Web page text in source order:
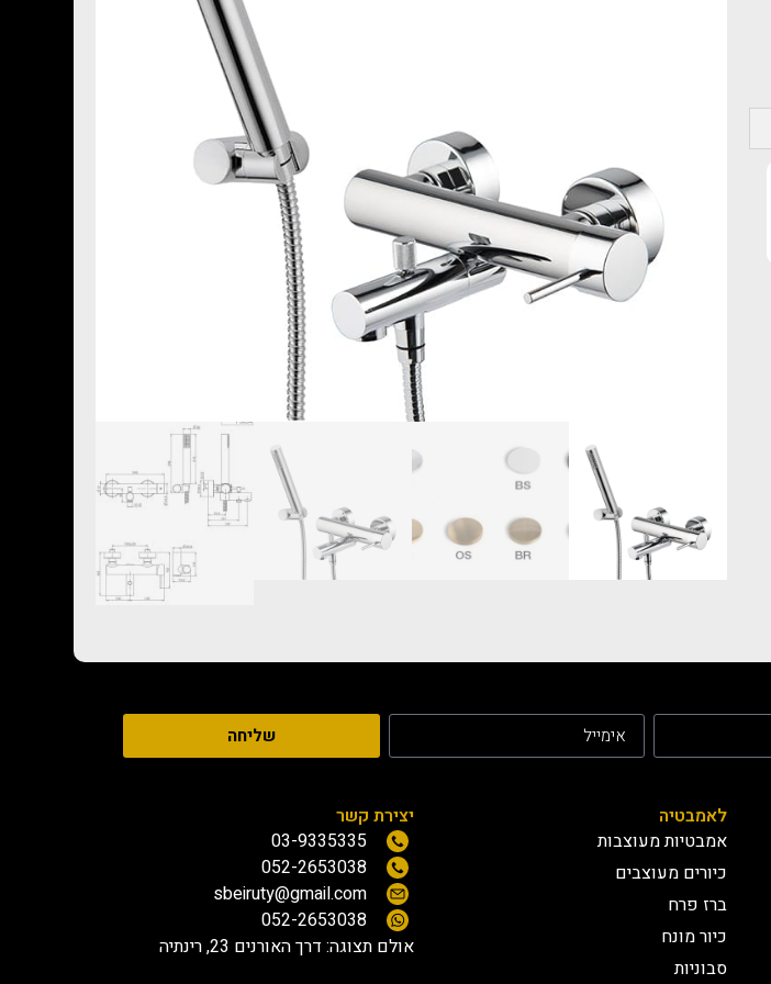
שליחה
לאמבטיה
אמבטיות מעוצבות
כיורים מעוצבים
ברז פרח
כיור מונח
סבוניות
יצירת קשר
03-9335335
052-2653038
sbeiruty@gmail.com
052-2653038
אולם תצוגה: דרך האורנים 23, רינתיה